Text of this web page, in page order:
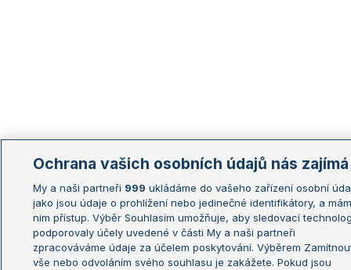
Ochrana vašich osobních údajů nás zajímá
My a naši partneři 999 ukládáme do vašeho zařízení osobní
jako jsou údaje o prohlížení nebo jedinečné identifikátory, a
nim přístup. Výběr Souhlasím umožňuje, aby sledovací
podporovaly účely uvedené v části My a naši partneři
zpracováváme údaje za účelem poskytování. Výběrem
vše nebo odvoláním svého souhlasu je zakážete. Pokud jsou